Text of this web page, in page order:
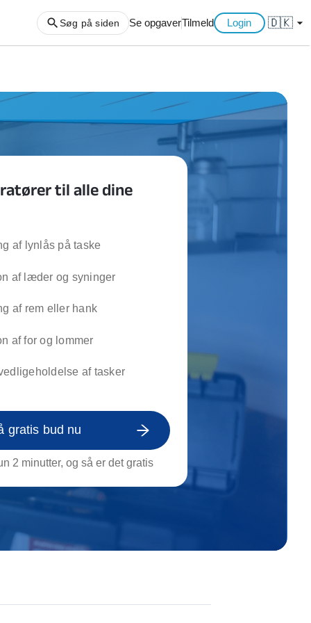
af haveaffald
af køkken
af genstande
Søg på siden Se opgaverTilmeld Login 🇩🇰 arrow_drop_down
til alle dine
af lynlås på taske
af læder og syninger
af rem eller hank
af for og lommer
af tasker
gratis bud nu
2 minutter, og så er det gratis